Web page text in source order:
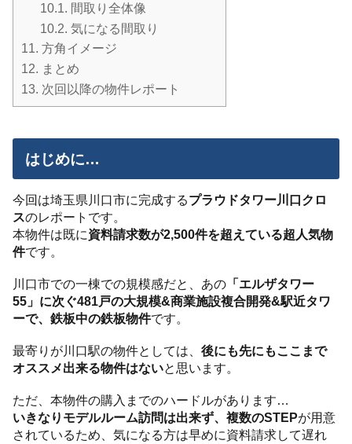
10.1. 間取り全体像
10.2. 気になる間取り
11. 方角イメージ
12. まとめ
13. 次回以降の物件レポート
はじめに…
今回は埼玉県川口市に完成するプラウドタワー川口クロ
スのレポートです。
本物件は既に資料請求数が2,500件を超えている超人気物
件です。
川口市での一棟での規模感だと、あの 「エルザタワー
55」に次ぐ481戸の大規模&商業施設複合開発&駅近タワ
ーで、鉄板中の鉄板物件です。
最寄りが川口駅の物件としては、後にも先にもここまで
オススメ出来る物件はないと思います。
ただ、本物件の購入までのハードルがあります…
いきなりモデルルーム訪問は出来ず、複数のSTEPが用意
されているため、気になる方は早めに資料請求して遅れ